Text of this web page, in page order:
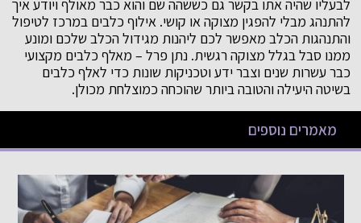
לבעליו שהיה אתו בקשר גם כששהה שם והוא כבר מאולף ויודע איך
להתנהג מבלי להפגין מצוקה או קושי. אילוף כלבים במרכז לטיפול
והתנהגות הכלב מאפשר לכם ליהנות מגידול הכלב שלכם ומונע
ממנו סבל בגלל מצוקה רגשית. נתן פרל – מאלף כלבים מקצועי
כבר עשרות שנים וצבר ידע וטכניקות שונות כדי לאלף כלבים
בשיטה היעילה והטובה ביותר שהוכחה כמוצלחת מכולן.
מאמרים נוספים